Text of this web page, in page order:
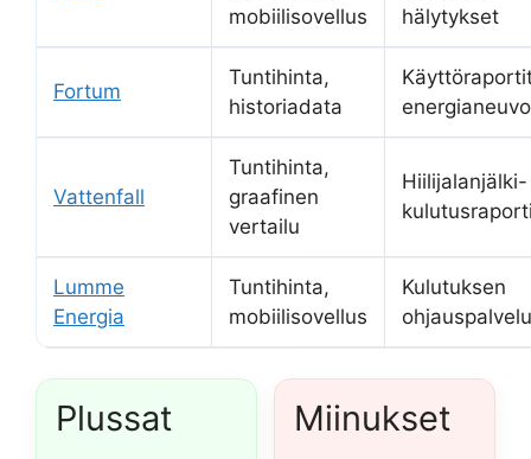
mobiilisovellus
hälytykset
Fortum
Tuntihinta,
historiadata
Vattenfall
Tuntihinta,
graafinen
vertailu
Lumme
Energia
Tuntihinta,
mobiilisovellus
Kulutuksen
Plussat Miinukset